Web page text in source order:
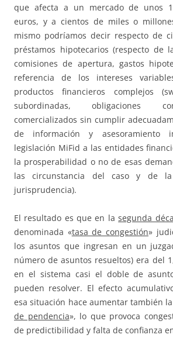
que afecta a un mercado de unos
euros, y a cientos de miles o
mismo podríamos decir respecto de
préstamos hipotecarios (respecto de
comisiones de apertura, gastos
referencia de los intereses
productos financieros complejos
subordinadas, obligaciones
comercializados sin cumplir
de información y asesoramiento
legislación MiFid a las entidades
la prosperabilidad o no de esas
las circunstancia del caso y de
jurisprudencia).
El resultado es que en lasegunda
denominada «tasa de congestión»
los asuntos que ingresan en un
número de asuntos resueltos) era del
en el sistema casi el doble de
pueden resolver. El efecto
esa situación hace aumentar también
de pendencia», lo que provoca
de predictibilidad y falta de confianza